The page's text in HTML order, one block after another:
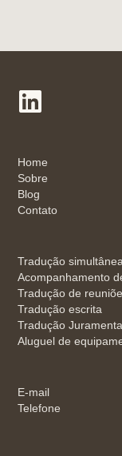
Home
Sobre
Blog
Contato
Tradução
Acompanhamento
Tradução de
Tradução escrita
Tradução
Aluguel de
E-mail
Telefone